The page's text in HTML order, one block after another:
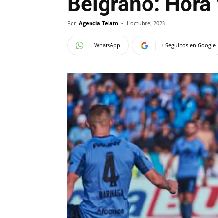
Por Agencia Telam - 1 octubre, 2023
WhatsApp + Seguinos en Google